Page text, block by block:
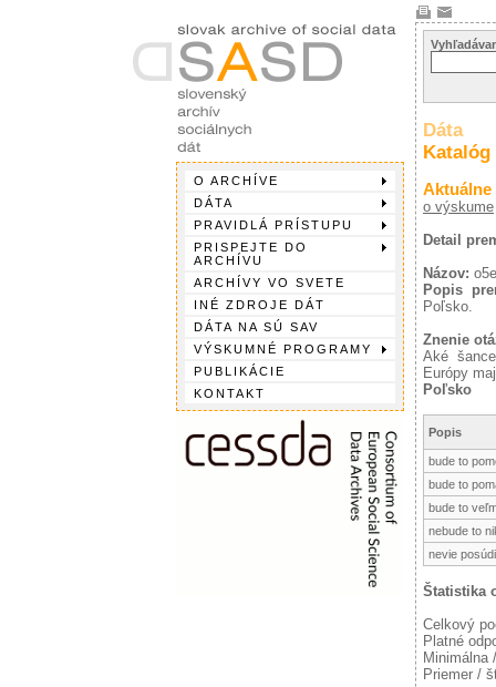
O ARCHÍVE
DÁTA
PRAVIDLÁ PRÍSTUPU
PRISPEJTE DO
ARCHÍVU
ARCHÍVY VO SVETE
INÉ ZDROJE DÁT
DÁTA NA SÚ SAV
VÝSKUMNÉ PROGRAMY
PUBLIKÁCIE
KONTAKT
Dáta
Katalóg
Aktuálne
o výskume
Detail
Názov: o5e
Popis
Poľsko.
Znenie
Aké
Európy
Poľsko
Popis
bude to
bude to
bude to
nebude to
nevie
Štatistika
Celkový
Platné
Minimálna
Priemer /